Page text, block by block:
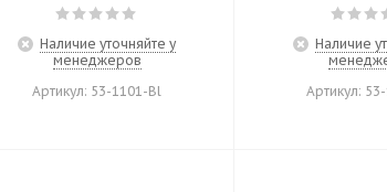
Наличие уточняйте у
менеджеров
Артикул: 53-1101-Bl
Наличие
Артикул: